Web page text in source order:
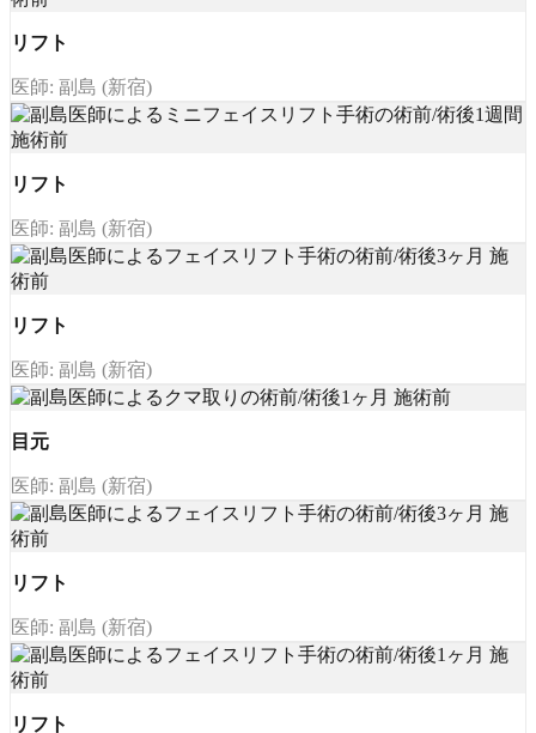
リフト
医師: 副島 (新宿)
リフト
医師: 副島 (新宿)
リフト
医師: 副島 (新宿)
目元
医師: 副島 (新宿)
リフト
医師: 副島 (新宿)
リフト